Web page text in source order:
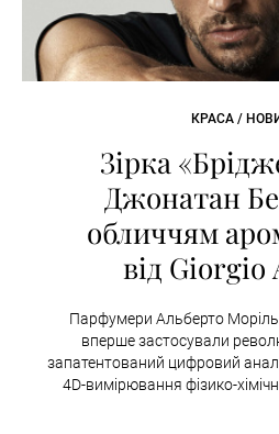
КРАСА /
Зірка
Джонатан
обличчям
від Giorgio
Парфумери Альберто
вперше застосували
запатентований цифровий
4D-вимірювання фізико-